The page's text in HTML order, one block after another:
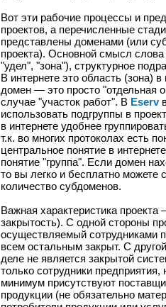
Вот эти рабочие процессы и
проектов, а перечисленные
представлены доменами (или
проекта). Основной смысл
"удел", "зона"), структурное
В интернете это область (зона)
домен — это просто "отдельная
случае "участок работ". В Eserv
использовать подгруппы в
в интернете удобнее
т.к. во многих протоколах есть
центральное понятие в
понятие "группа". Если домен
то вы легко и бесплатно можете
количество субдоменов.
Важная характеристика проекта
закрытость). С одной стороны
осуществляемый сотрудниками
всем остальным закрыт. С
деле не является закрытой
только сотрудники
минимум присутствуют
продукции (не обязательно